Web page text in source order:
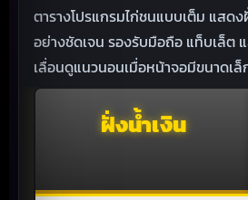
ตารางโปรแกรมไก่ชนแบบเต็ม แสด
อย่างชัดเจน รองรับมือถือ แท็บเล็ต
เลื่อนดูแนวนอนเมื่อหน้าจอมีขนาดเล็
ฝั่งน้ำเงิน